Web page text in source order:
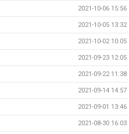
2021-10-06 15:56
2021-10-05 13:32
2021-10-02 10:05
2021-09-23 12:05
2021-09-22 11:38
2021-09-14 14:57
2021-09-01 13:46
2021-08-30 16:03